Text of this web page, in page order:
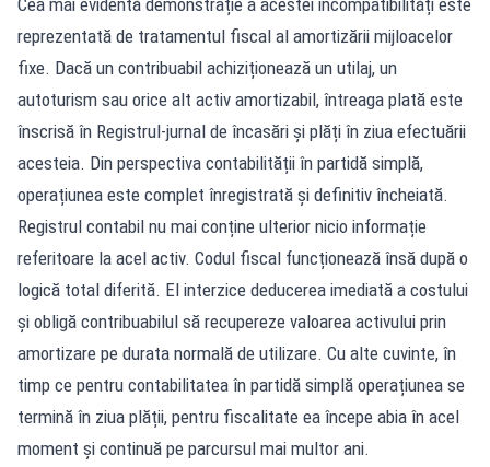
reprezentată de tratamentul fiscal al amortizării mijloacelor
fixe. Dacă un contribuabil achiziționează un utilaj, un
autoturism sau orice alt activ amortizabil, întreaga plată este
înscrisă în Registrul-jurnal de încasări și plăți în ziua efectuării
acesteia. Din perspectiva contabilității în partidă simplă,
operațiunea este complet înregistrată și definitiv încheiată.
Registrul contabil nu mai conține ulterior nicio informație
referitoare la acel activ. Codul fiscal funcționează însă după o
logică total diferită. El interzice deducerea imediată a costului
și obligă contribuabilul să recupereze valoarea activului prin
amortizare pe durata normală de utilizare. Cu alte cuvinte, în
timp ce pentru contabilitatea în partidă simplă operațiunea se
termină în ziua plății, pentru fiscalitate ea începe abia în acel
moment și continuă pe parcursul mai multor ani.